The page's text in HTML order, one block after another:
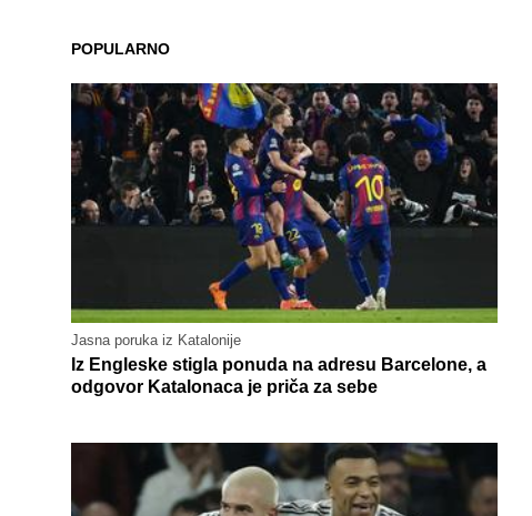
POPULARNO
Jasna poruka iz Katalonije
Iz Engleske stigla ponuda na adresu Barcelone, a
odgovor Katalonaca je priča za sebe